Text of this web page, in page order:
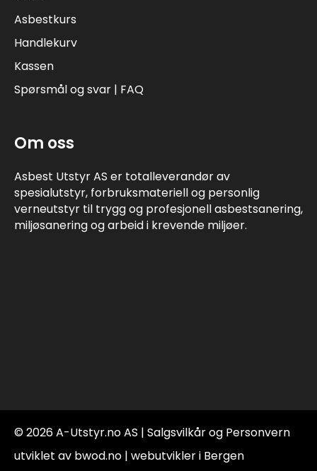
Asbestkurs
Handlekurv
Kassen
Spørsmål og svar | FAQ
Om oss
Asbest Utstyr AS er totalleverandør av
spesialutstyr, forbruksmateriell og personlig
verneutstyr til trygg og profesjonell asbestsanering,
miljøsanering og arbeid i krevende miljøer.
© 2026 A-Utstyr.no AS | Salgsvilkår og Personvern
utviklet av bwod.no | webutvikler i Bergen